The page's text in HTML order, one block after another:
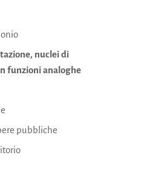
nuclei di
funzioni analoghe
pubbliche